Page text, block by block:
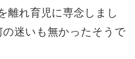
離れ育児に専念しまし
迷いも無かったそうで